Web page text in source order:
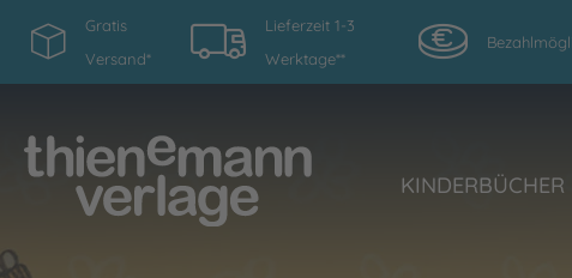
Gratis
Versand*
Lieferzeit 1-3
Werktage**
KINDERBÜCHER